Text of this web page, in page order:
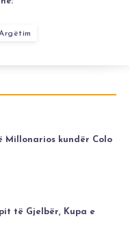
Millonarios kundër Colo
të Gjelbër, Kupa e